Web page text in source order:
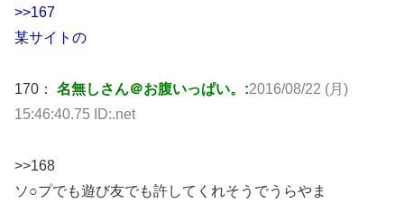
>>167
某サイトの
170： 名無しさん＠お腹いっぱい。:2016/08/22 (月)
15:46:40.75 ID:.net
>>168
ソ○プでも遊び友でも許してくれそうでうらやま